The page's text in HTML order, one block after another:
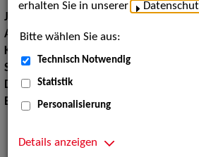
Jahrgang:
Augenfarbe:blau
Körpergröße:
Sprachen:
Englisch, Französisch
Dialekte:Bayerisch
Erscheinungsbild:Mitteleuropäisch
erhalten Sie in unserer
Bitte wählen Sie aus:
Technisch Notwendig
Statistik
Personalisierung
Details anzeigen